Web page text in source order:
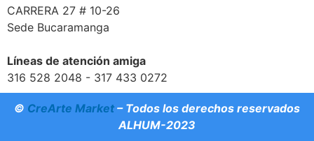
CARRERA 27 # 10-26
Sede Bucaramanga
Líneas de atención amiga
316 528 2048 - 317 433 0272
© CreArte Market – Todos los derechos reservados
ALHUM-2023